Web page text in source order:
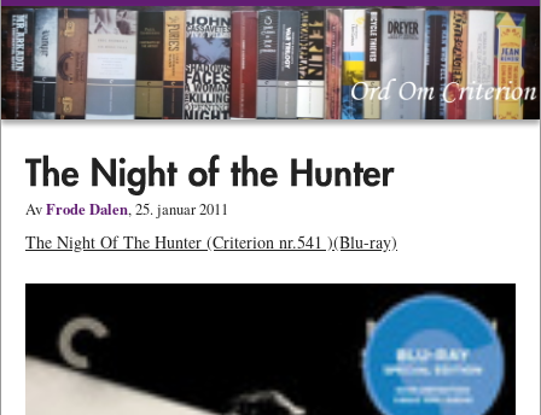
AvFrode Dalen, 25. januar 2011
The Night Of The Hunter (Criterion nr.541 )(Blu-ray)